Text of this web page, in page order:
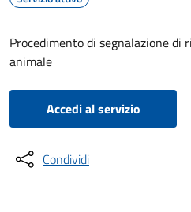
Procedimento di segnalazione di
animale
Accedi al servizio
Condividi